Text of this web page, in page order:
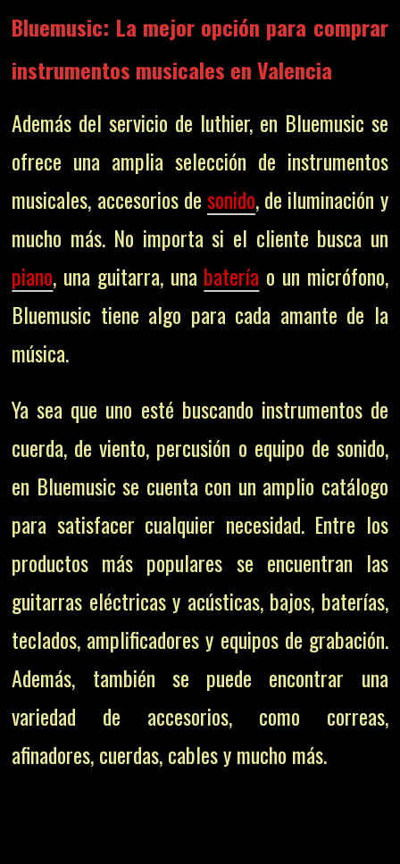
Bluemusic: La mejor opción para comprar
instrumentos musicales en Valencia
Además del servicio de luthier, en Bluemusic se
ofrece una amplia selección de instrumentos
musicales, accesorios desonido, de iluminación y
mucho más. No importa si el cliente busca un
piano, una guitarra, una batería o un micrófono,
Bluemusic tiene algo para cada amante de la
música.
Ya sea que uno esté buscando instrumentos de
cuerda, de viento, percusión o equipo de sonido,
en Bluemusic se cuenta con un amplio catálogo
para satisfacer cualquier necesidad. Entre los
productos más populares se encuentran las
guitarras eléctricas y acústicas, bajos, baterías,
teclados, amplificadores y equipos de grabación.
Además, también se puede encontrar una
variedad de accesorios, como correas,
afinadores, cuerdas, cables y mucho más.